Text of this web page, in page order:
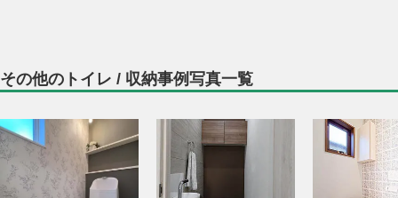
その他のトイレ / 収納事例写真一覧